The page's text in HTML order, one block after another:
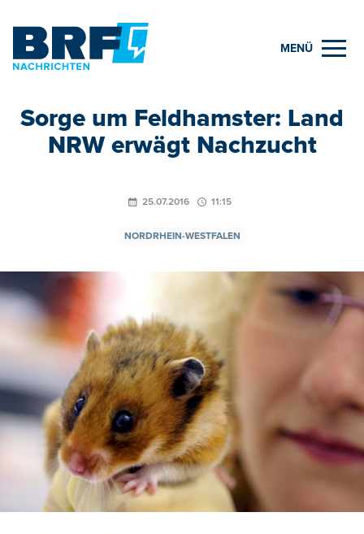
MENÜ
Sorge um Feldhamster: Land
NRW erwägt Nachzucht
25.07.2016 11:15
NORDRHEIN-WESTFALEN